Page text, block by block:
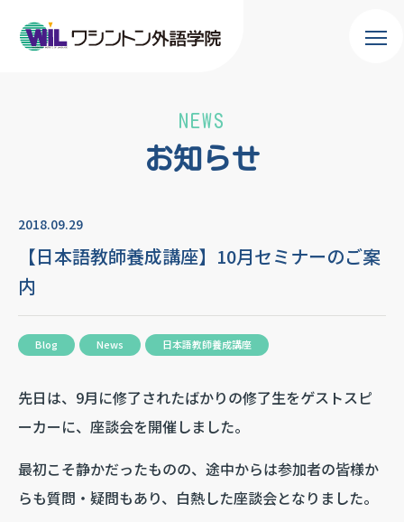
お知らせ
NEWS
2018.09.29
【日本語教師養成講座】10月セミナーのご案
内
Blog News 日本語教師養成講座
先日は、9月に修了されたばかりの修了生をゲストスピ
ーカーに、座談会を開催しました。
最初こそ静かだったものの、途中からは参加者の皆様か
らも質問・疑問もあり、白熱した座談会となりました。